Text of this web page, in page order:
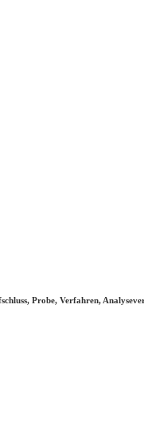
Probe, Verfahren,